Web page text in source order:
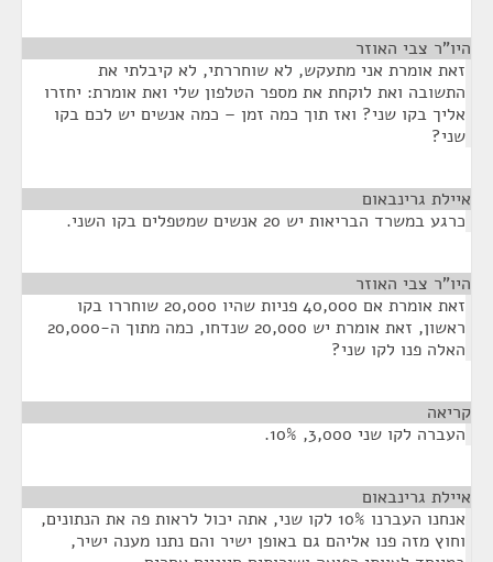
היו"ר צבי האוזר
זאת אומרת אני מתעקש, לא שוחררתי, לא קיבלתי את
התשובה ואת לוקחת את מספר הטלפון שלי ואת אומרת: יחזרו
אליך בקו שני? ואז תוך כמה זמן – כמה אנשים יש לכם בקו
שני?
איילת גרינבאום
כרגע במשרד הבריאות יש 20 אנשים שמטפלים בקו השני.
היו"ר צבי האוזר
זאת אומרת אם 40,000 פניות שהיו 20,000 שוחררו בקו
ראשון, זאת אומרת יש 20,000 שנדחו, כמה מתוך ה-20,000
האלה פנו לקו שני?
קריאה
העברה לקו שני 3,000, 10%.
איילת גרינבאום
אנחנו העברנו 10% לקו שני, אתה יכול לראות פה את הנתונים,
וחוץ מזה פנו אליהם גם באופן ישיר והם נתנו מענה ישיר,